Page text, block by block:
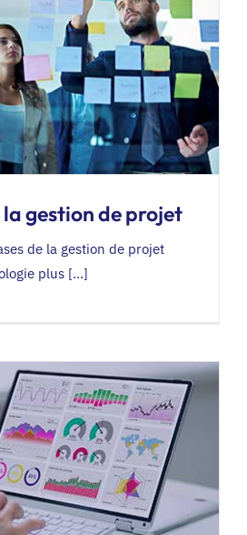
la gestion de projet
de la gestion de projet
plus [...]